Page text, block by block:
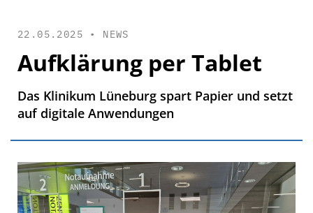
22.05.2025 • NEWS
Aufklärung per Tablet
Das Klinikum Lüneburg spart Papier und setzt
auf digitale Anwendungen